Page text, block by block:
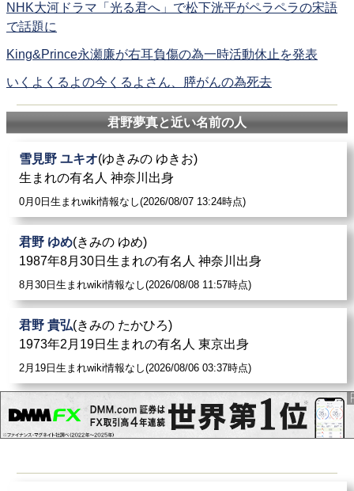
NHK大河ドラマ「光る君へ」で松下洸平がペラペラの宋語
で話題に
King&Prince永瀬廉が右耳負傷の為一時活動休止を発表
いくよくるよの今くるよさん、膵がんの為死去
君野夢真と近い名前の人
雪見野 ユキオ(ゆきみの ゆきお)
生まれの有名人 神奈川出身
0月0日生まれwiki情報なし(2026/08/07 13:24時点)
君野 ゆめ(きみの ゆめ)
1987年8月30日生まれの有名人 神奈川出身
8月30日生まれwiki情報なし(2026/08/08 11:57時点)
君野 貴弘(きみの たかひろ)
1973年2月19日生まれの有名人 東京出身
2月19日生まれwiki情報なし(2026/08/06 03:37時点)